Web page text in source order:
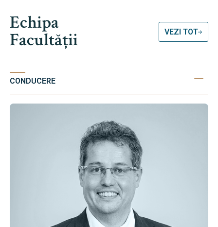
Echipa
Facultății VEZI TOT
CONDUCERE